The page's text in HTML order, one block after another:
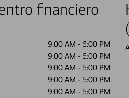
financiero
9:00 AM - 5:00 PM
9:00 AM - 5:00 PM
9:00 AM - 5:00 PM
9:00 AM - 5:00 PM
9:00 AM - 5:00 PM